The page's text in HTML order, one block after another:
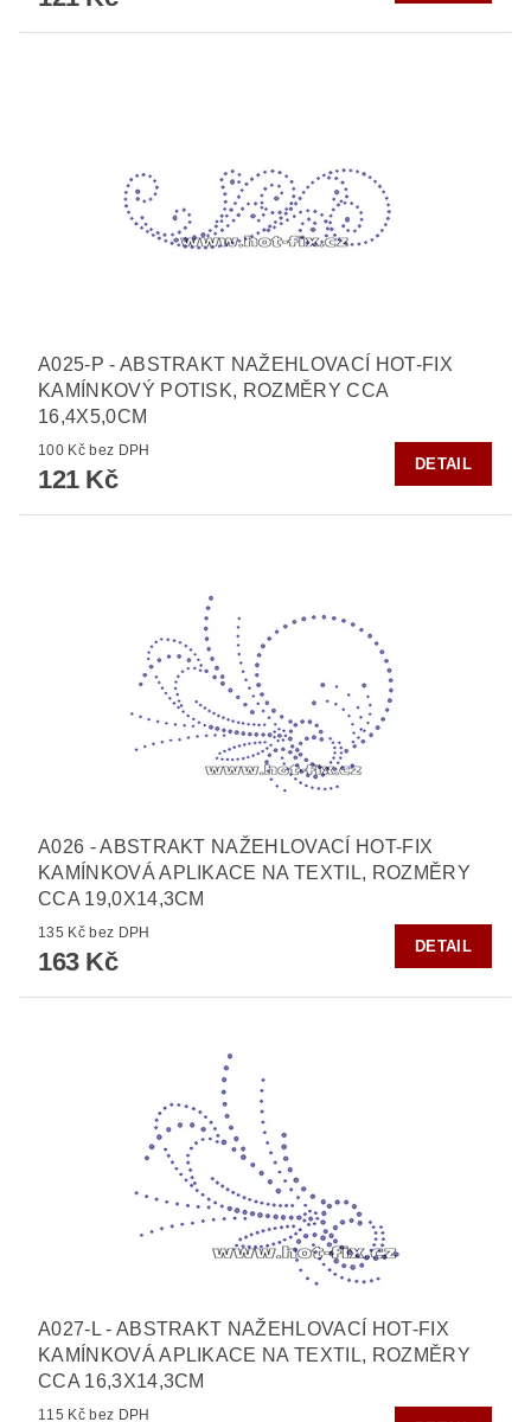
A025-P - ABSTRAKT NAŽEHLOVACÍ HOT-FIX
KAMÍNKOVÝ POTISK, ROZMĚRY CCA
16,4X5,0CM
100 Kč bez DPH
121 Kč
DETAIL
A026 - ABSTRAKT NAŽEHLOVACÍ HOT-FIX
KAMÍNKOVÁ APLIKACE NA TEXTIL, ROZMĚRY
CCA 19,0X14,3CM
135 Kč bez DPH
163 Kč
DETAIL
A027-L - ABSTRAKT NAŽEHLOVACÍ HOT-FIX
KAMÍNKOVÁ APLIKACE NA TEXTIL, ROZMĚRY
CCA 16,3X14,3CM
115 Kč bez DPH